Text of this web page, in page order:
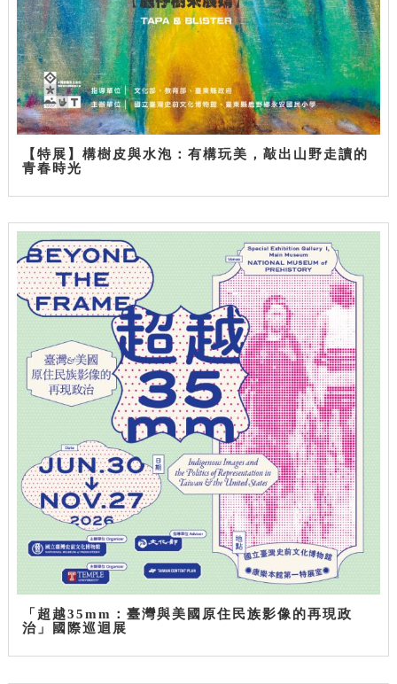
【特展】構樹皮與水泡：有構玩美，敲出山野走讀的
青春時光
「超越35mm：臺灣與美國原住民族影像的再現政
治」國際巡迴展